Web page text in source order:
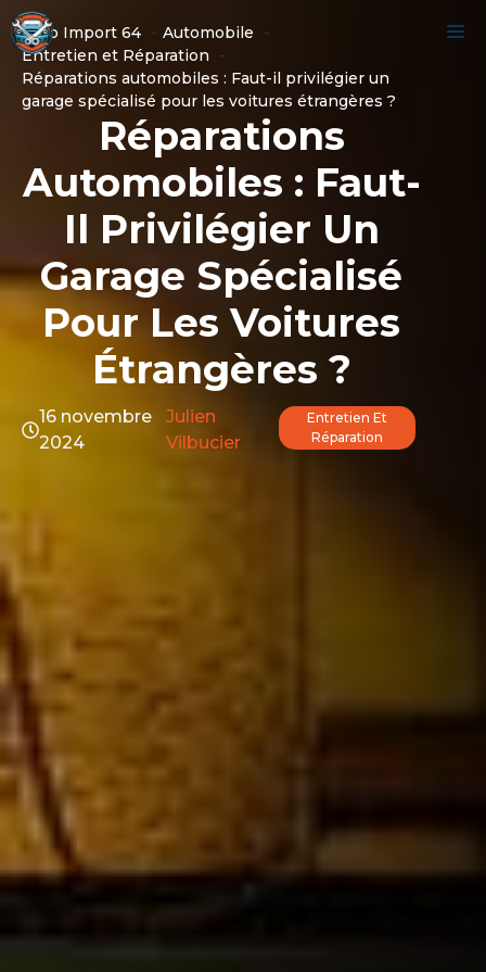
Aller
au
contenu
Auto Import 64
Automobile
Entretien et Réparation
Réparations automobiles : Faut-il privilégier un
garage spécialisé pour les voitures étrangères ?
Réparations
Automobiles : Faut-
Il Privilégier Un
Garage Spécialisé
Pour Les Voitures
Étrangères ?
16 novembre
2024
Julien
Vilbucier
Entretien Et
Réparation